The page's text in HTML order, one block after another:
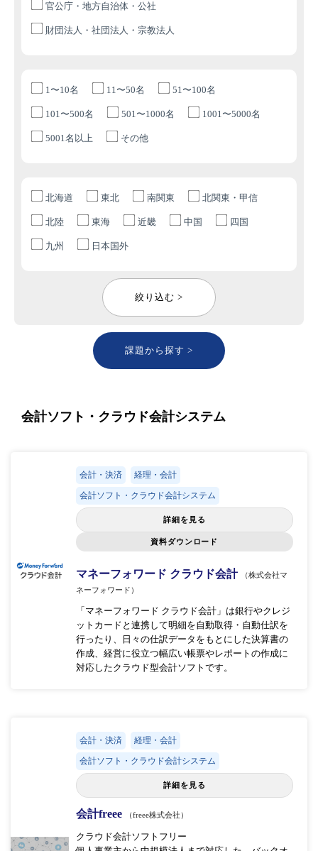
官公庁・地方自治体・公社
財団法人・社団法人・宗教法人
1〜10名 11〜50名 51〜100名
101〜500名 501〜1000名 1001〜5000名
5001名以上 その他
北海道 東北 南関東 北関東・甲信
北陸 東海 近畿 中国 四国
九州 日本国外
絞り込む >
課題から探す >
会計ソフト・クラウド会計システム
会計・決済 経理・会計
会計ソフト・クラウド会計システム
詳細を見る
資料ダウンロード
マネーフォワード クラウド会計
（株式会社マ
ネーフォワード）
「マネーフォワード クラウド会計」は銀行やクレジ
ットカードと連携して明細を自動取得・自動仕訳を
行ったり、日々の仕訳データをもとにした決算書の
作成、経営に役立つ幅広い帳票やレポートの作成に
対応したクラウド型会計ソフトです。
会計・決済 経理・会計
会計ソフト・クラウド会計システム
詳細を見る
会計freee （freee株式会社）
クラウド会計ソフトフリー